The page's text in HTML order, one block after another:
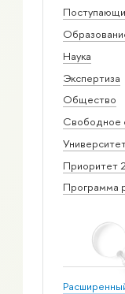
Наука
Экспертиза
Общество
Свободное
Приоритет
Программа